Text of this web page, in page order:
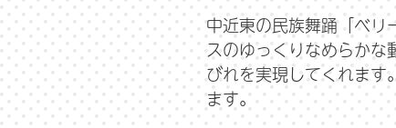
中近東の民族舞踊「ベリ
スのゆっくりなめらかな
びれを実現してくれます
ます。